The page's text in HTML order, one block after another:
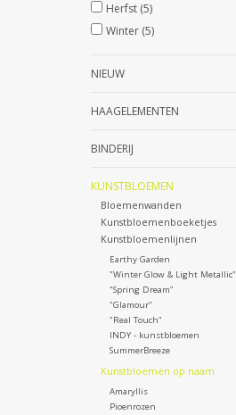
Herfst (5)
Winter (5)
NIEUW
HAAGELEMENTEN
BINDERIJ
KUNSTBLOEMEN
Bloemenwanden
Kunstbloemenboeketjes
Kunstbloemenlijnen
Earthy Garden
"Winter Glow & Light Metallic"
"Spring Dream"
"Glamour"
"Real Touch"
INDY - kunstbloemen
SummerBreeze
Kunstbloemen op naam
Amaryllis
Pioenrozen